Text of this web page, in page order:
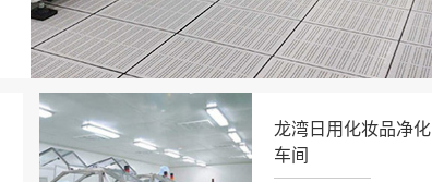
龙湾日用化妆品净化
车间